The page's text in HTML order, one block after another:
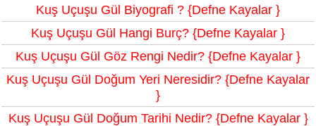
Kuş Uçuşu Gül Biyografi ? {Defne Kayalar }
Kuş Uçuşu Gül Hangi Burç? {Defne Kayalar }
Kuş Uçuşu Gül Göz Rengi Nedir? {Defne Kayalar }
Kuş Uçuşu Gül Doğum Yeri Neresidir? {Defne Kayalar
}
Kuş Uçuşu Gül Doğum Tarihi Nedir? {Defne Kayalar }